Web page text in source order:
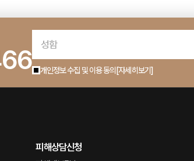
개인정보 수집 및 이용 동의 [자세히보기]
피해상담신청